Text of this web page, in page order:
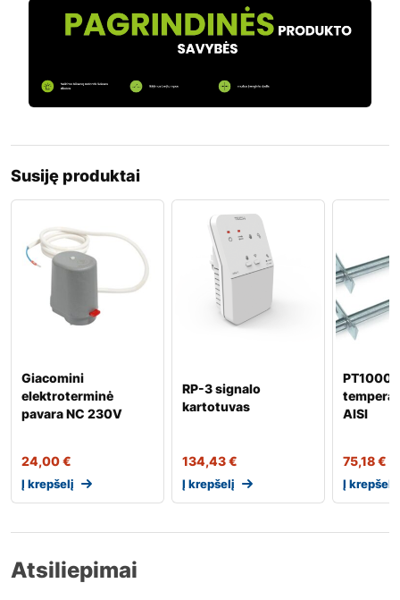
Susiję produktai
Giacomini
elektroterminė
pavara NC 230V
24,00€
Į krepšelį
RP-3 signalo
kartotuvas
134,43€
Į krepšelį
PT1000
AISI
75,18€
Į krepšelį
Atsiliepimai